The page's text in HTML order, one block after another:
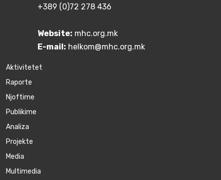
+389 (0)72 278 436
Website: mhc.org.mk
E-mail: helkom@mhc.org.mk
Aktivitetet
Raporte
Njoftime
Publikime
Аnaliza
Projekte
Media
Multimedia